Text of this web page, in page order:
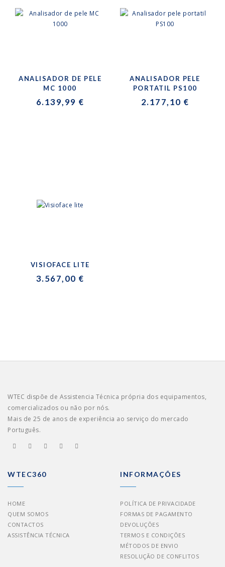
ANALISADOR DE PELE
MC 1000
6.139,99 €
ANALISADOR PELE
PORTATIL PS100
2.177,10 €
VISIOFACE LITE
3.567,00 €
WTEC dispõe de Assistencia Técnica própria dos equipamentos,
comercializados ou não por nós.
Mais de 25 de anos de experiência ao serviço do mercado
Português.
WTEC360
HOME
QUEM SOMOS
CONTACTOS
ASSISTÊNCIA TÉCNICA
INFORMAÇÕES
POLÍTICA DE PRIVACIDADE
FORMAS DE PAGAMENTO
DEVOLUÇÕES
TERMOS E CONDIÇÕES
MÉTODOS DE ENVIO
RESOLUÇÃO DE CONFLITOS